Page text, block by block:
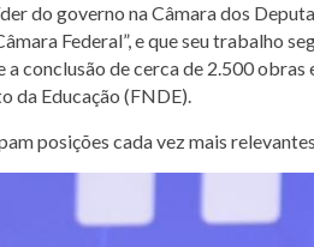
do governo na Câmara dos
Federal”, e que seu trabalho
conclusão de cerca de 2.500 obras
da Educação (FNDE).
posições cada vez mais relevantes